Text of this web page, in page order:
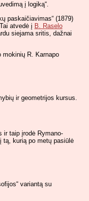
į logiką“.
paskaičiavimas“ (1879)
atvedė į B. Raselo
siejama sritis, dažnai
mokinių R. Karnapo
ir geometrijos kursus.
ir taip įrodė Rymano-
tą, kurią po metų pasiūlė
variantą su